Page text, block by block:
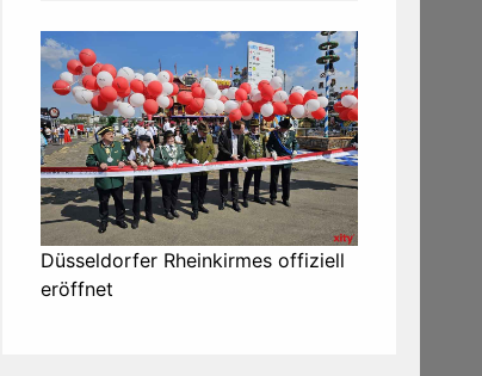
Düsseldorfer Rheinkirmes offiziell
eröffnet